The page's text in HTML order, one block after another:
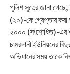
পুলিশ সূত্রে জানা
(২০)-কে গ্রেপ্তার করা
২০০০ (সংশোধিত)-এর
চামরদানী ইউনিয়নের
অভিযানের সময় তাকে